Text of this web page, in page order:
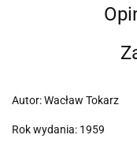
Autor: Wacław Tokarz
Rok wydania: 1959